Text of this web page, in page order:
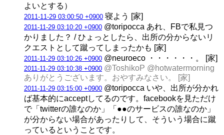
よいとする）
2011-11-29 03:00:50 +0900 寝よう [家]
2011-11-29 03:10:20 +0900 @toripocca あれ、FBで私見つ
かりました？ / ひょっとしたら、出所の分からないリ
クエストとして蹴ってしまったかも [家]
2011-11-29 03:10:26 +0900 @neuroeco ・・・・・・。 [家]
2011-11-29 03:10:38 +0900 @ToshikoP @hotwatermorning
ありがとうございます。おやすみなさい。 [家]
2011-11-29 03:15:00 +0900 @toripocca いや、出所が分かれ
ば基本的にacceptしてるのです。facebookを見ただけ
で「twitterの誰なのか」「●●のサービスの誰なのか」
が分からない場合があったりして、そういう場合に蹴
っているということです。